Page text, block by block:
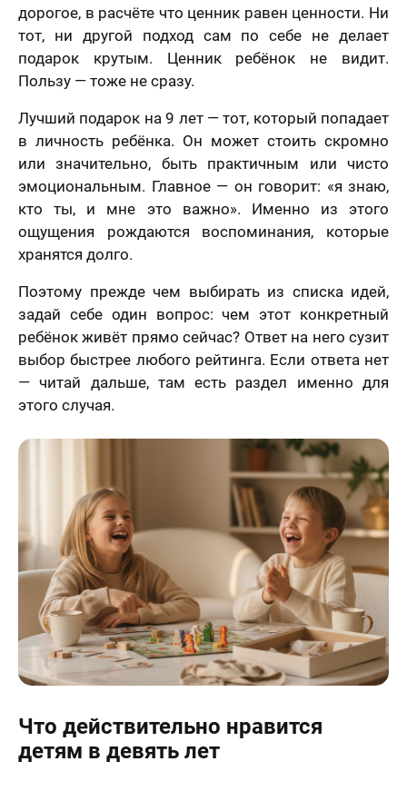
дорогое, в расчёте что ценник равен ценности. Ни
тот, ни другой подход сам по себе не делает
подарок крутым. Ценник ребёнок не видит.
Пользу — тоже не сразу.
Лучший подарок на 9 лет — тот, который попадает
в личность ребёнка. Он может стоить скромно
или значительно, быть практичным или чисто
эмоциональным. Главное — он говорит: «я знаю,
кто ты, и мне это важно». Именно из этого
ощущения рождаются воспоминания, которые
хранятся долго.
Поэтому прежде чем выбирать из списка идей,
задай себе один вопрос: чем этот конкретный
ребёнок живёт прямо сейчас? Ответ на него сузит
выбор быстрее любого рейтинга. Если ответа нет
— читай дальше, там есть раздел именно для
этого случая.
Что действительно нравится
детям в девять лет